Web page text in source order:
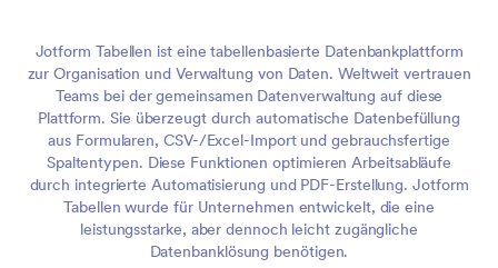
Jotform Tabellen ist eine tabellenbasierte Datenbankplattform
zur Organisation und Verwaltung von Daten. Weltweit vertrauen
Teams bei der gemeinsamen Datenverwaltung auf diese
Plattform. Sie überzeugt durch automatische Datenbefüllung
aus Formularen, CSV-/Excel-Import und gebrauchsfertige
Spaltentypen. Diese Funktionen optimieren Arbeitsabläufe
durch integrierte Automatisierung und PDF-Erstellung. Jotform
Tabellen wurde für Unternehmen entwickelt, die eine
leistungsstarke, aber dennoch leicht zugängliche
Datenbanklösung benötigen.